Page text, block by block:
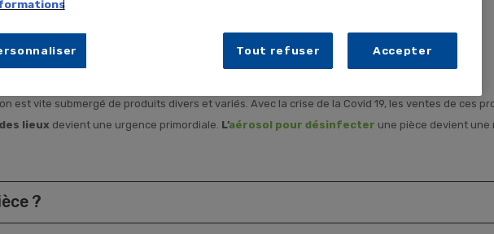
est vite submergé de produits divers et variés. Avec la crise de la Covid 19, les ventes de ces
lieux devient une urgence primordiale. L’aérosol pour désinfecter une pièce devient
?
Tout refuser Accepter